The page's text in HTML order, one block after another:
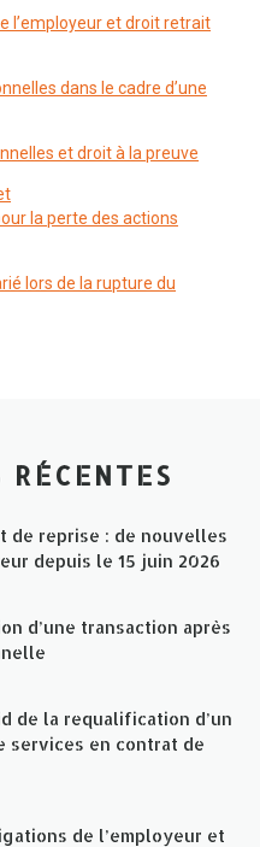
l’employeur et droit retrait
dans le cadre d’une
et droit à la preuve
la perte des actions
lors de la rupture du
de reprise : de nouvelles
depuis le 15 juin 2026
d’une transaction après
de la requalification d’un
services en contrat de
de l’employeur et